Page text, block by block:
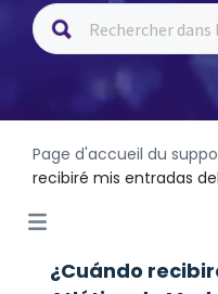
Page d'accueil du
recibiré mis entradas
¿Cuándo